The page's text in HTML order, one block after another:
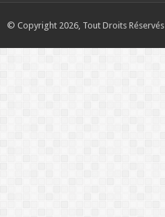
© Copyright 2026, Tout Droits Réservés